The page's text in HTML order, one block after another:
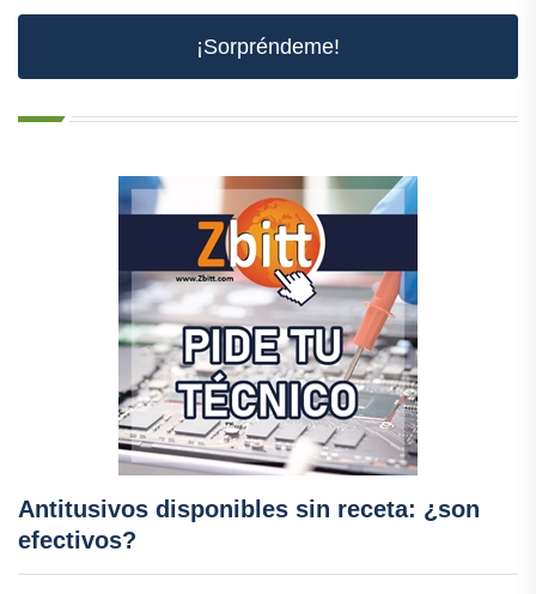
¡Sorpréndeme!
Antitusivos disponibles sin receta: ¿son
efectivos?